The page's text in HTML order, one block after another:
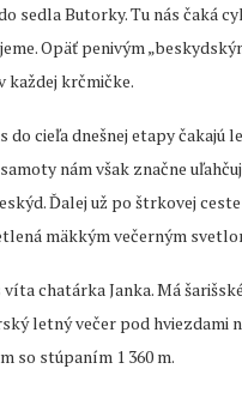
sedla Butorky. Tu nás čaká
Opäť penivým
každej krčmičke.
do cieľa dnešnej etapy
nám však značne
Ďalej už po štrkovej
mäkkým večerným
víta chatárka Janka. Má
letný večer pod hviezdami
so stúpaním 1 360 m.